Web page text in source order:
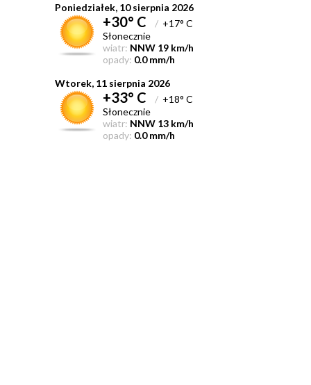
Poniedziałek, 10 sierpnia 2026
+30° C /+17° C
Słonecznie
wiatr: NNW 19 km/h
opady: 0.0 mm/h
Wtorek, 11 sierpnia 2026
+33° C /+18° C
Słonecznie
wiatr: NNW 13 km/h
opady: 0.0 mm/h